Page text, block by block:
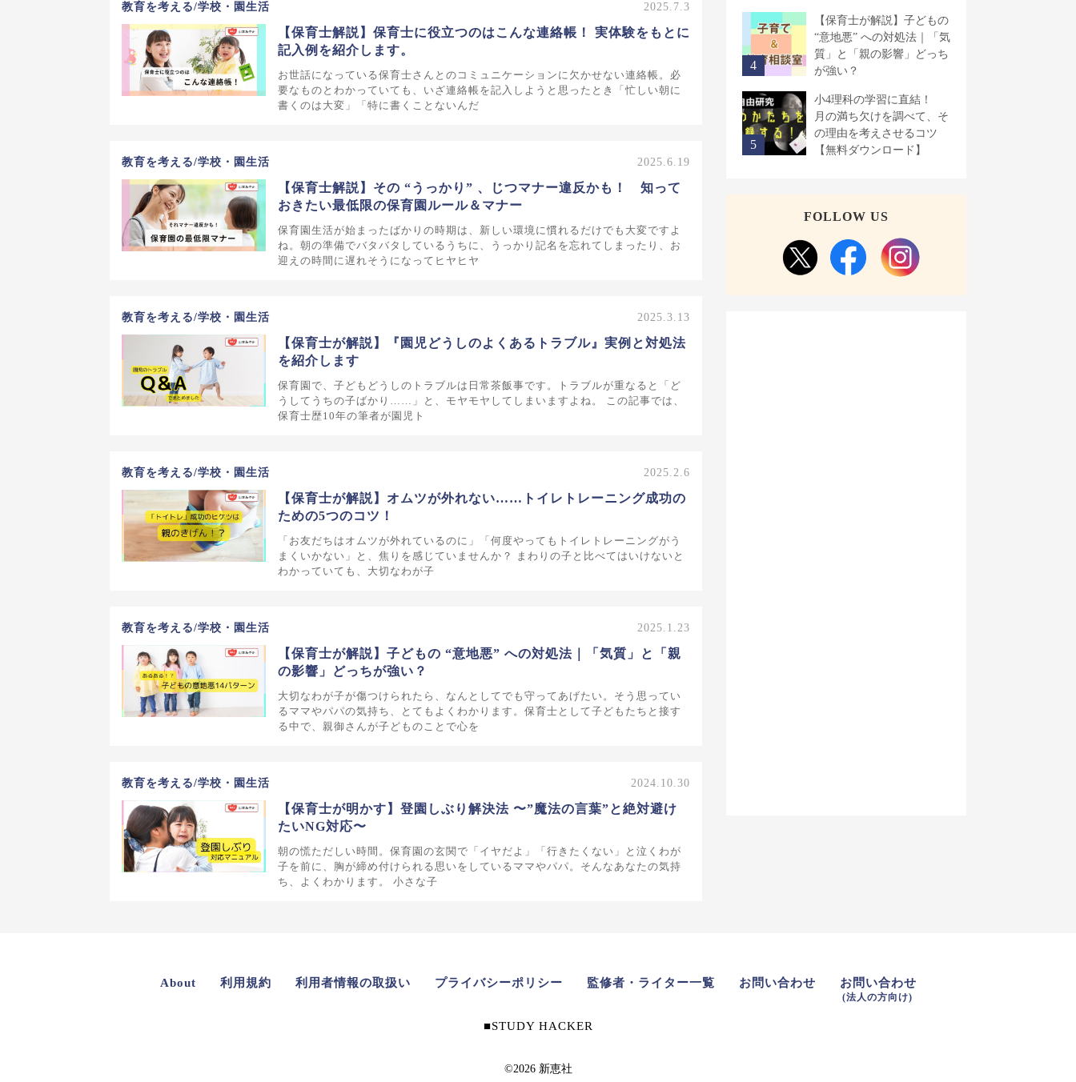
教育を考える/学校・園生活 2025.7.3
【保育士解説】保育士に役立つのはこんな連絡帳！ 実体験をもとに
記入例を紹介します。
お世話になっている保育士さんとのコミュニケーションに欠かせない連絡帳。必
要なものとわかっていても、いざ連絡帳を記入しようと思ったとき「忙しい朝に
書くのは大変」「特に書くことないんだ
教育を考える/学校・園生活 2025.6.19
【保育士解説】その “うっかり” 、じつマナー違反かも！ 知って
おきたい最低限の保育園ルール＆マナー
保育園生活が始まったばかりの時期は、新しい環境に慣れるだけでも大変ですよ
ね。朝の準備でバタバタしているうちに、うっかり記名を忘れてしまったり、お
迎えの時間に遅れそうになってヒヤヒヤ
教育を考える/学校・園生活 2025.3.13
【保育士が解説】『園児どうしのよくあるトラブル』実例と対処法
を紹介します
保育園で、子どもどうしのトラブルは日常茶飯事です。トラブルが重なると「ど
うしてうちの子ばかり……」と、モヤモヤしてしまいますよね。 この記事では、
保育士歴10年の筆者が園児ト
教育を考える/学校・園生活 2025.2.6
【保育士が解説】オムツが外れない……トイレトレーニング成功の
ための5つのコツ！
「お友だちはオムツが外れているのに」「何度やってもトイレトレーニングがう
まくいかない」と、焦りを感じていませんか？ まわりの子と比べてはいけないと
わかっていても、大切なわが子
教育を考える/学校・園生活 2025.1.23
【保育士が解説】子どもの “意地悪” への対処法｜「気質」と「親
の影響」どっちが強い？
大切なわが子が傷つけられたら、なんとしてでも守ってあげたい。そう思ってい
るママやパパの気持ち、とてもよくわかります。保育士として子どもたちと接す
る中で、親御さんが子どものことで心を
教育を考える/学校・園生活 2024.10.30
【保育士が明かす】登園しぶり解決法 〜”魔法の言葉”と絶対避け
たいNG対応〜
朝の慌ただしい時間。保育園の玄関で「イヤだよ」「行きたくない」と泣くわが
子を前に、胸が締め付けられる思いをしているママやパパ。そんなあなたの気持
ち、よくわかります。 小さな子
【保育士が解説】子どもの
“意地悪” への対処法｜「気
質」と「親の影響」どっち
が強い？
小4理科の学習に直結！
月の満ち欠けを調べて、そ
の理由を考えさせるコツ
【無料ダウンロード】
FOLLOW US
About 利用規約 利用者情報の取扱い プライバシーポリシー 監修者・ライター一覧 お問い合わせ お問い合わせ
(法人の方向け)
STUDY HACKER
©2026 新恵社